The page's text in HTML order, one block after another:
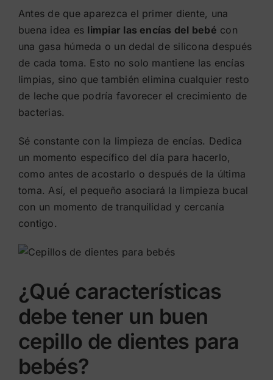
Antes de que aparezca el primer diente, una
buena idea es limpiar las encías del bebé con
una gasa húmeda o un dedal de silicona después
de cada toma. Esto no solo mantiene las encías
limpias, sino que también elimina cualquier resto
de leche que podría favorecer el crecimiento de
bacterias.
Sé constante con la limpieza de encías. Dedica
un momento específico del día para hacerlo,
como antes de acostarlo o después de la última
toma. Así, el pequeño asociará la limpieza bucal
con un momento de tranquilidad y cercanía
contigo.
¿Qué características
debe tener un buen
cepillo de dientes para
bebés?